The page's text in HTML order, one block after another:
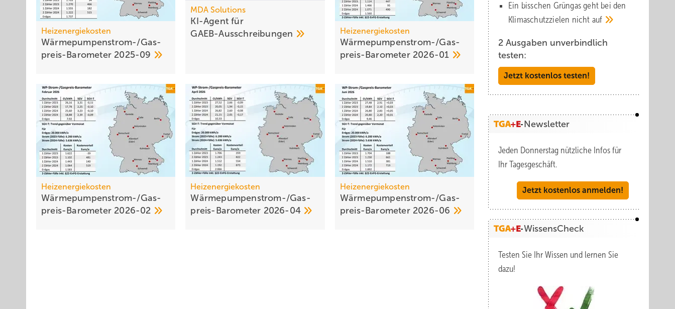
Heizenergiekosten
Wärmepumpen­strom-/Gas­
preis-Baro­meter 2025-09
MDA Solutions
KI-Agent für
GAEB-Ausschreibungen
Heizenergiekosten
Wärmepumpen­strom-/Gas­
preis-Baro­meter 2026-01
Heizenergiekosten
Wärmepumpen­strom-/Gas­
preis-Baro­meter 2026-02
Heizenergiekosten
Wärmepumpen­strom-/Gas­
preis-Baro­meter 2026-04
Heizenergiekosten
Wärmepumpen­strom-/Gas­
preis-Baro­meter 2026-06
Ein bisschen Grüngas geht bei den
Klima­schutz­zielen nicht auf
2 Ausgaben unverbindlich
testen:
Jetzt kostenlos testen!
Newsletter
Jeden Donnerstag nützliche Infos für
Ihr Tagesgeschäft.
Jetzt kostenlos anmelden!
WissensCheck
Testen Sie Ihr Wissen und lernen Sie
dazu!